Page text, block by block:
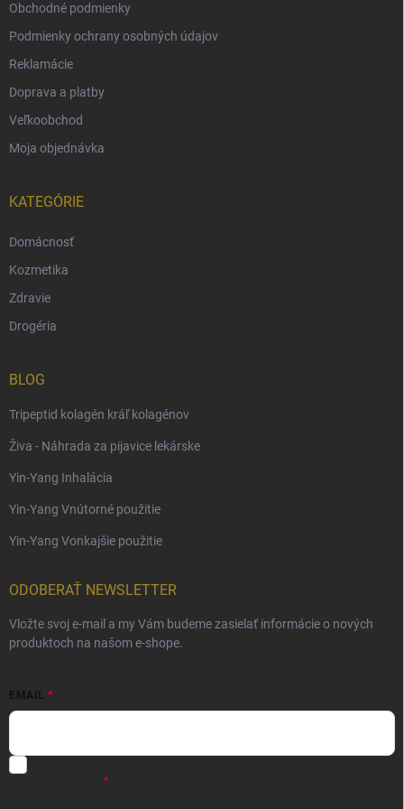
Obchodné podmienky
Podmienky ochrany osobných údajov
Reklamácie
Doprava a platby
Veľkoobchod
Moja objednávka
KATEGÓRIE
Domácnosť
Kozmetika
Zdravie
Drogéria
BLOG
Tripeptid kolagén kráľ kolagénov
Živa - Náhrada za pijavice lekárske
Yin-Yang Inhalácia
Yin-Yang Vnútorné použitie
Yin-Yang Vonkajšie použitie
ODOBERAŤ NEWSLETTER
Vložte svoj e-mail a my Vám budeme zasielať informácie o nových
produktoch na našom e-shope.
EMAIL